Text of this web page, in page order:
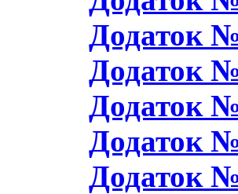
Додаток
Додаток
Додаток
Додаток
Додаток